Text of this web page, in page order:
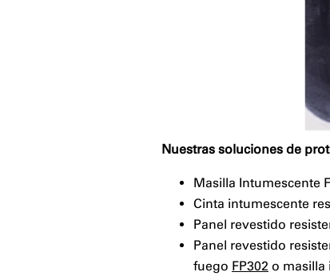
Nuestras soluciones de
Masilla Intumescente
Cinta intumescente
Panel revestido
Panel revestido
fuego FP302 o masilla